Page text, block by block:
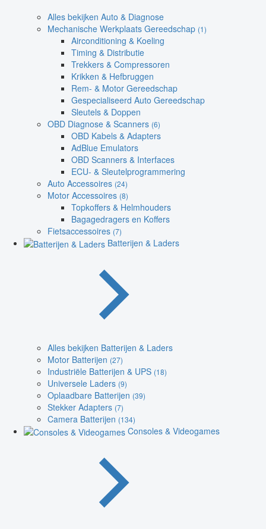
Alles bekijken Auto & Diagnose
Mechanische Werkplaats Gereedschap (1)
Airconditioning & Koeling
Timing & Distributie
Trekkers & Compressoren
Krikken & Hefbruggen
Rem- & Motor Gereedschap
Gespecialiseerd Auto Gereedschap
Sleutels & Doppen
OBD Diagnose & Scanners (6)
OBD Kabels & Adapters
AdBlue Emulators
OBD Scanners & Interfaces
ECU- & Sleutelprogrammering
Auto Accessoires (24)
Motor Accessoires (8)
Topkoffers & Helmhouders
Bagagedragers en Koffers
Fietsaccessoires (7)
Batterijen & Laders
Alles bekijken Batterijen & Laders
Motor Batterijen (27)
Industriële Batterijen & UPS (18)
Universele Laders (9)
Oplaadbare Batterijen (39)
Stekker Adapters (7)
Camera Batterijen (134)
Consoles & Videogames